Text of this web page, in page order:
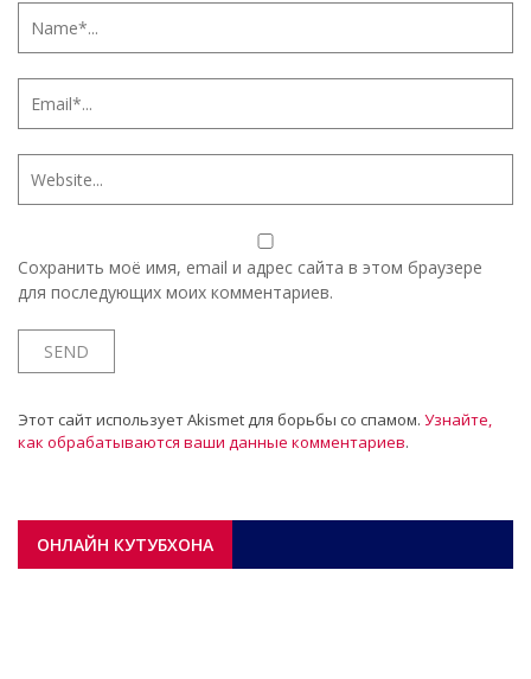
Сохранить моё имя, email и адрес сайта в этом браузере
для последующих моих комментариев.
Этот сайт использует Akismet для борьбы со спамом. Узнайте,
как обрабатываются ваши данные комментариев.
ОНЛАЙН КУТУБХОНА